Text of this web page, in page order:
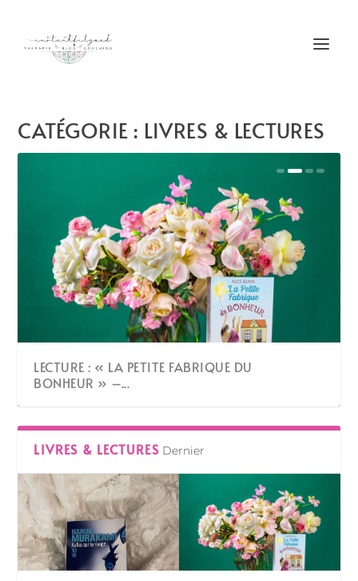
CATÉGORIE : LIVRES & LECTURES
LECTURE : KAFKA SUR LE RIVAGE – HARUKI
MURAK...
LECTURE : « LA PETITE FABRIQUE DU
BONHEUR » –...
LIVRES & LECTURES Dernier